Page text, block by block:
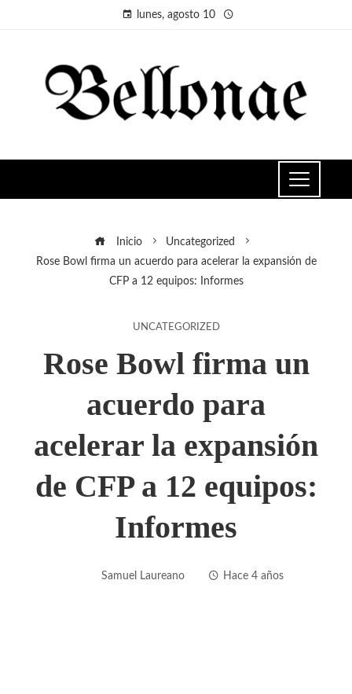
lunes, agosto 10
Inicio
Uncategorized
Rose Bowl firma un acuerdo para acelerar la expansión de
CFP a 12 equipos: Informes
UNCATEGORIZED
Rose Bowl firma un
acuerdo para
acelerar la expansión
de CFP a 12 equipos:
Informes
Samuel Laureano Hace 4 años